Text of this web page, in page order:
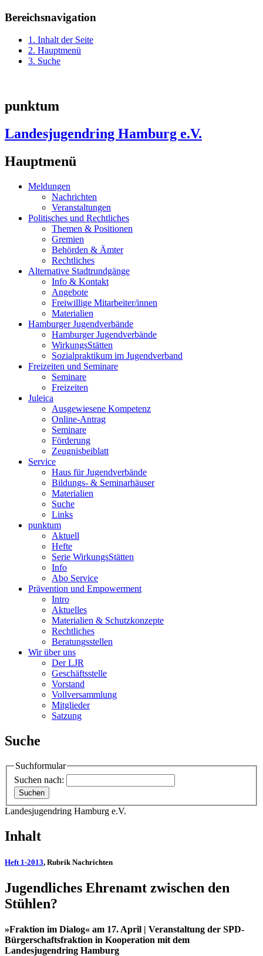
Bereichsnavigation
1. Inhalt der Seite
2. Hauptmenü
3. Suche
punktum
Landesjugendring Hamburg e.V.
Hauptmenü
Meldungen
Nachrichten
Veranstaltungen
Politisches und Rechtliches
Themen & Positionen
Gremien
Behörden & Ämter
Rechtliches
Alternative Stadtrundgänge
Info & Kontakt
Angebote
Freiwillige Mitarbeiter/innen
Materialien
Hamburger Jugendverbände
Hamburger Jugendverbände
WirkungsStätten
Sozialpraktikum im Jugendverband
Freizeiten und Seminare
Seminare
Freizeiten
Juleica
Ausgewiesene Kompetenz
Online-Antrag
Seminare
Förderung
Zeugnisbeiblatt
Service
Haus für Jugendverbände
Bildungs- & Seminarhäuser
Materialien
Suche
Links
punktum
Aktuell
Hefte
Serie WirkungsStätten
Info
Abo Service
Prävention und Empowerment
Intro
Aktuelles
Materialien & Schutzkonzepte
Rechtliches
Beratungsstellen
Wir über uns
Der LJR
Geschäftsstelle
Vorstand
Vollversammlung
Mitglieder
Satzung
Suche
Suchformular
Suchen nach:
Landesjugendring Hamburg e.V.
Inhalt
Heft 1-2013, Rubrik Nachrichten
Jugendliches Ehrenamt zwischen den
Stühlen?
»Fraktion im Dialog« am 17. April | Veranstaltung der SPD-
Bürgerschaftsfraktion in Kooperation mit dem
Landesjugendring Hamburg